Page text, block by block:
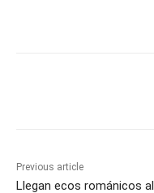
Previous article
Llegan ecos románicos al